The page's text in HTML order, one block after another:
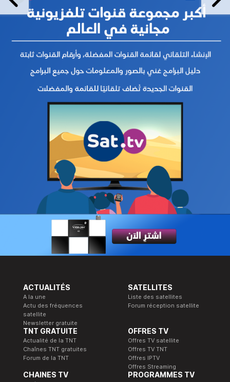
ACTUALITÉS
A la une
Actu des fréquences
satellite
Newsletter gratuite
SATELLITES
Liste des satellites
Forum réception satellite
TNT GRATUITE
Actualité de la TNT
Chaînes TNT gratuites
Forum de la TNT
OFFRES TV
Offres TV satellite
Offres TV TNT
Offres IPTV
Offres Streaming
CHAINES TV PROGRAMMES TV